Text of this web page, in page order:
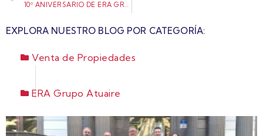
EXPLORA NUESTRO BLOG POR CATEGORÍA:
Venta de Propiedades
ERA Grupo Atuaire